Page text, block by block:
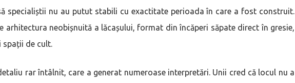
specialiștii nu au putut stabili cu exactitate perioada în care a fost construit.
arhitectura neobișnuită a lăcașului, format din încăperi săpate direct în gresie,
spații de cult.
rar întâlnit, care a generat numeroase interpretări. Unii cred că locul nu a